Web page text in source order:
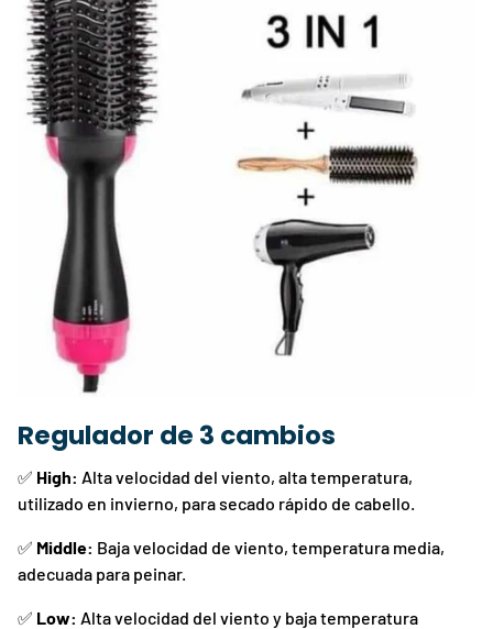
Regulador de 3 cambios
✅ High: Alta velocidad del viento, alta temperatura,
utilizado en invierno, para secado rápido de cabello.
✅ Middle: Baja velocidad de viento, temperatura media,
adecuada para peinar.
✅ Low: Alta velocidad del viento y baja temperatura